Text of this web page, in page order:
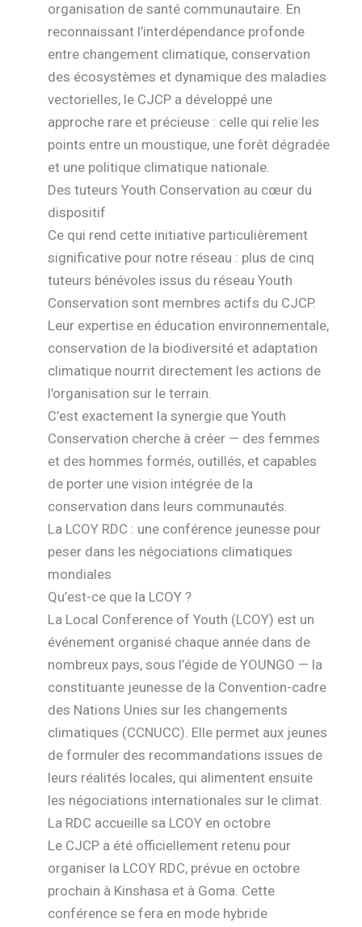
organisation de santé communautaire. En
reconnaissant l’interdépendance profonde
entre changement climatique, conservation
des écosystèmes et dynamique des maladies
vectorielles, le CJCP a développé une
approche rare et précieuse : celle qui relie les
points entre un moustique, une forêt dégradée
et une politique climatique nationale.
Des tuteurs Youth Conservation au cœur du
dispositif
Ce qui rend cette initiative particulièrement
significative pour notre réseau : plus de cinq
tuteurs bénévoles issus du réseau Youth
Conservation sont membres actifs du CJCP.
Leur expertise en éducation environnementale,
conservation de la biodiversité et adaptation
climatique nourrit directement les actions de
l’organisation sur le terrain.
C’est exactement la synergie que Youth
Conservation cherche à créer — des femmes
et des hommes formés, outillés, et capables
de porter une vision intégrée de la
conservation dans leurs communautés.
La LCOY RDC : une conférence jeunesse pour
peser dans les négociations climatiques
mondiales
Qu’est-ce que la LCOY ?
La Local Conference of Youth (LCOY) est un
événement organisé chaque année dans de
nombreux pays, sous l’égide de YOUNGO — la
constituante jeunesse de la Convention-cadre
des Nations Unies sur les changements
climatiques (CCNUCC). Elle permet aux jeunes
de formuler des recommandations issues de
leurs réalités locales, qui alimentent ensuite
les négociations internationales sur le climat.
La RDC accueille sa LCOY en octobre
Le CJCP a été officiellement retenu pour
organiser la LCOY RDC, prévue en octobre
prochain à Kinshasa et à Goma. Cette
conférence se fera en mode hybride